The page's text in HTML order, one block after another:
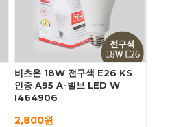
비츠온 18W 전구색 E26 KS
인증 A95 A-벌브 LED W
I464906
2,800원